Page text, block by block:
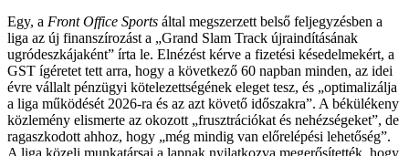
Egy, a Front Office Sports által megszerzett belső feljegyzésben a
liga az új finanszírozást a „Grand Slam Track újraindításának
ugródeszkájaként” írta le. Elnézést kérve a fizetési késedelmekért, a
GST ígéretet tett arra, hogy a következő 60 napban minden, az idei
évre vállalt pénzügyi kötelezettségének eleget tesz, és „optimalizálja
a liga működését 2026-ra és az azt követő időszakra”. A békülékeny
közlemény elismerte az okozott „frusztrációkat és nehézségeket”, de
ragaszkodott ahhoz, hogy „még mindig van előrelépési lehetőség”.